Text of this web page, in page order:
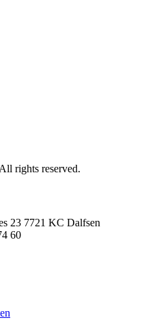
rights reserved.
23 7721 KC Dalfsen
60